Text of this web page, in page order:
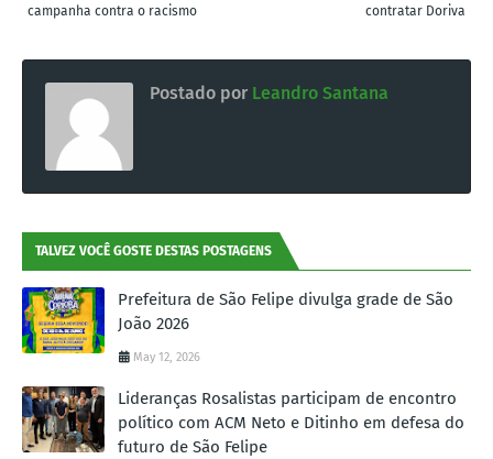
contratar Doriva
campanha contra o racismo
Postado por Leandro Santana
TALVEZ VOCÊ GOSTE DESTAS POSTAGENS
Prefeitura de São Felipe divulga grade de São
João 2026
May 12, 2026
Lideranças Rosalistas participam de encontro
político com ACM Neto e Ditinho em defesa do
futuro de São Felipe